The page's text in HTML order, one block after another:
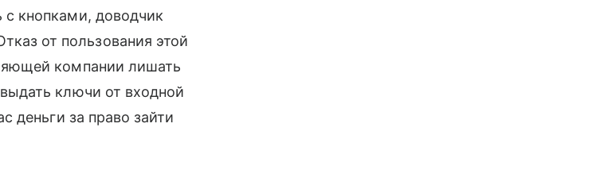
с кнопками, доводчик
от пользования этой
компании лишать
ключи от входной
деньги за право зайти